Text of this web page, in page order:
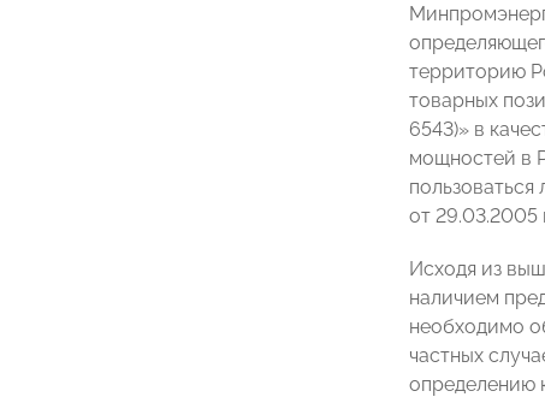
территорию
товарных
6543)» в
мощностей в
от 29.03.2005
Исходя из
наличием
необходимо
частных
определению